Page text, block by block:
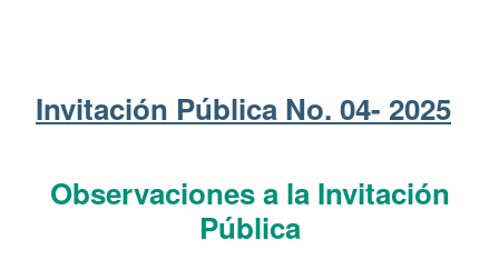
Invitación Pública No. 04- 2025
Observaciones a la Invitación
Pública